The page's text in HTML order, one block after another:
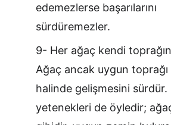
edemezlerse başarılarını
sürdüremezler.
9- Her ağaç kendi
Ağaç ancak uygun toprağı
halinde gelişmesini sürdür.
yetenekleri de öyledir;